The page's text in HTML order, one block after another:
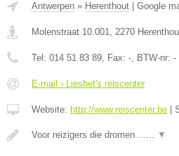
Antwerpen » Herenthout Google
Molenstraat 10.001, 2270
Tel: 014 51 83 89, Fax: -, BTW-nr: -
E-mail › Liesbet's reiscenter
Website: http://www.reiscenter.be
Voor reizigers die dromen....... ▼